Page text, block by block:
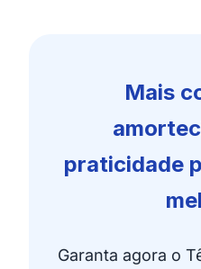
Mais
praticidade
Garanta agora o